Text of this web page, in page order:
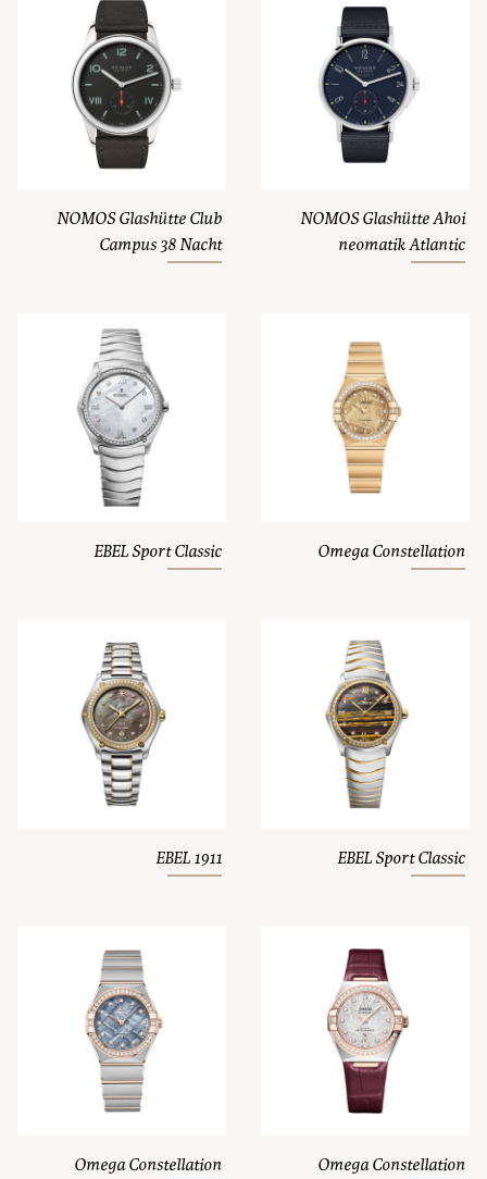
NOMOS Glashütte Club
Campus 38 Nacht
NOMOS Glashütte Ahoi
neomatik Atlantic
EBEL Sport Classic Omega Constellation
EBEL 1911 EBEL Sport Classic
Omega Constellation Omega Constellation